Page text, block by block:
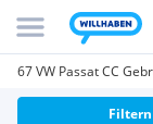
67 VW Passat CC
Filtern